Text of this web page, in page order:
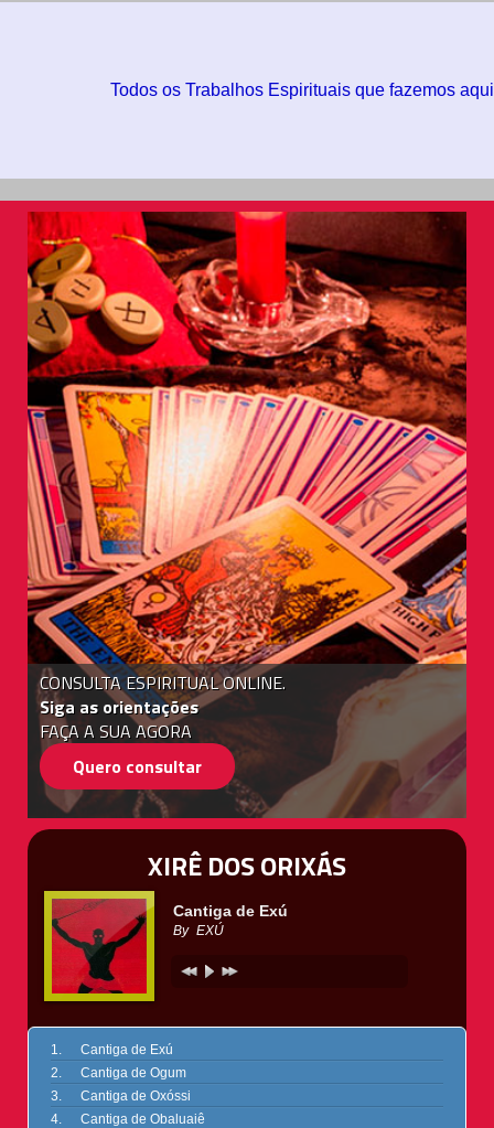
Todos os Trabalhos Espirituais que fazemos aqui são
CONSULTA ESPIRITUAL ONLINE.
Siga as orientações
FAÇA A SUA AGORA
Quero consultar
XIRÊ DOS ORIXÁS
Cantiga de Exú
By EXÚ
Cantiga de Exú
Cantiga de Ogum
Cantiga de Oxóssi
Cantiga de Obaluaiê